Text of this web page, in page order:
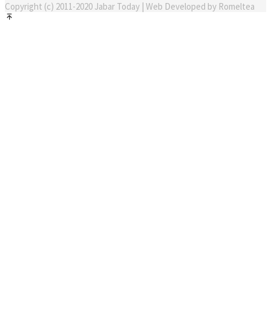
Copyright (c) 2011-2020 Jabar Today | Web Developed by Romeltea